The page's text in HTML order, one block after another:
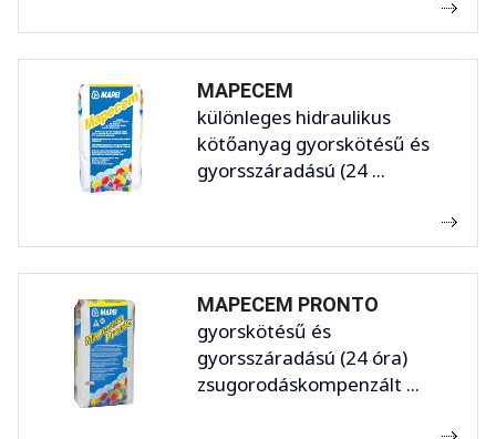
MAPECEM
különleges hidraulikus
kötőanyag gyorskötésű és
gyorsszáradású (24 ...
MAPECEM PRONTO
gyorskötésű és
gyorsszáradású (24 óra)
zsugorodáskompenzált ...